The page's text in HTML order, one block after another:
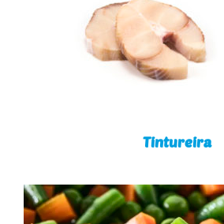
Tintureira
Tintureira